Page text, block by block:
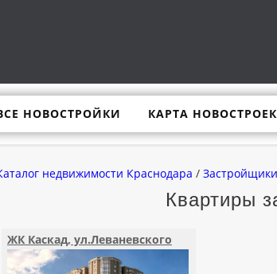
НОВОСТРОЙКИ КАРТА НОВОСТРОЕК
недвижимости Краснодара / Застройщики
Квартиры
ЖК Каскад, ул.Леваневского